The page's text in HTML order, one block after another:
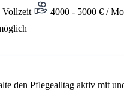
Vollzeit
4000 - 5000 € /
den Pflegealltag aktiv mit